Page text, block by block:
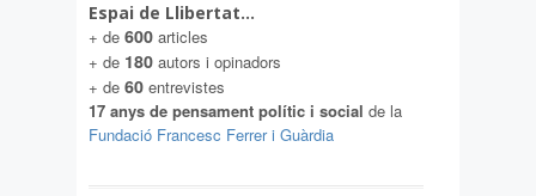
Espai de Llibertat…
+ de 600 articles
+ de 180 autors i opinadors
+ de 60 entrevistes
17 anys de pensament polític i social de la
Fundació Francesc Ferrer i Guàrdia